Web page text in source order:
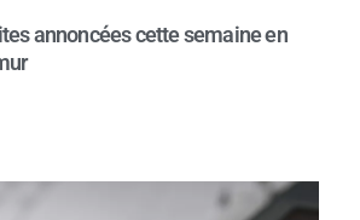
annoncées cette semaine en